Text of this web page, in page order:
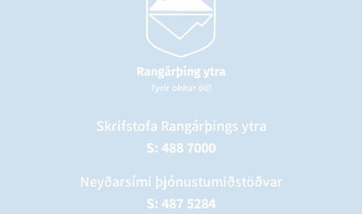
Skrifstofa Rangárþings ytra
S: 488 7000
Neyðarsími þjónustumiðstöðvar
S: 487 5284